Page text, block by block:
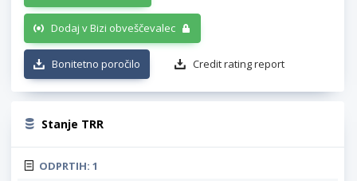
Dodaj v Bizi obveščevalec
Bonitetno poročilo Credit rating report
Stanje TRR
ODPRTIH: 1